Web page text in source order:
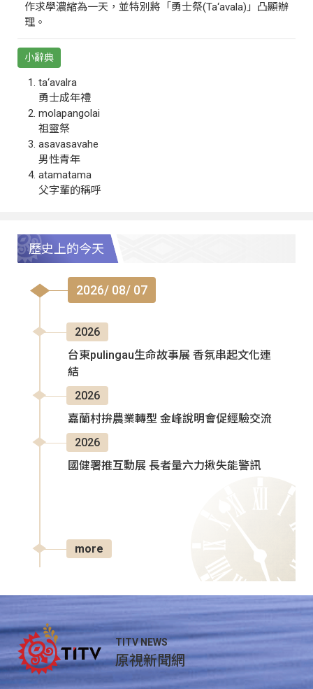
作求學濃縮為一天，並特別將「勇士祭(Ta‘avala)」凸顯辦
理。
小辭典
ta‘avalra
勇士成年禮
molapangolai
祖靈祭
asavasavahe
男性青年
atamatama
父字輩的稱呼
歷史上的今天
2026/ 08/ 07
2026
台東pulingau生命故事展 香氛串起文化連
結
2026
嘉蘭村拚農業轉型 金峰說明會促經驗交流
2026
國健署推互動展 長者量六力揪失能警訊
more
TITV NEWS
原視新聞網